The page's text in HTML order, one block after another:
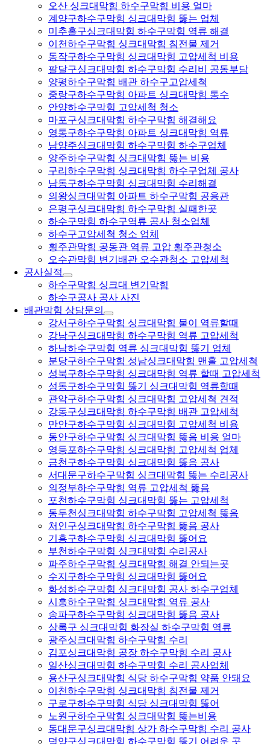
오산 싱크대막힘 하수구막힘 비용 얼마
계양구하수구막힘 싱크대막힘 뚫는 업체
미추홀구싱크대막힘 하수구막힘 역류 해결
이천하수구막힘 싱크대막힘 침전물 제거
동작구하수구막힘 싱크대막힘 고압세척 비용
팔달구싱크대막힘 하수구막힘 수리비 공동부담
양평하수구막힘 배관 하수구고압세척
중랑구하수구막힘 아파트 싱크대막힘 통수
안양하수구막힘 고압세척 청소
마포구싱크대막힘 하수구막힘 해결해요
영통구하수구막힘 아파트 싱크대막힘 역류
남양주싱크대막힘 하수구막힘 하수구업체
양주하수구막힘 싱크대막힘 뚫는 비용
구리하수구막힘 싱크대막힘 하수구업체 공사
남동구하수구막힘 싱크대막힘 수리해결
의왕싱크대막힘 아파트 하수구막힘 공용관
은평구싱크대막힘 하수구막힘 실패한곳
하수구막힘 하수구역류 공사 청소업체
하수구고압세척 청소 업체
횡주관막힘 공동관 역류 고압 횡주관청소
오수관막힘 변기배관 오수관청소 고압세척
공사실적
하수구막힘 싱크대 변기막힘
하수구공사 공사 사진
배관막힘 상담문의
강서구하수구막힘 싱크대막힘 물이 역류할때
강남구싱크대막힘 하수구막힘 역류 고압세척
하남하수구막힘 역류 싱크대막힘 뚫기 업체
분당구하수구막힘 성남싱크대막힘 맨홀 고압세척
성북구하수구막힘 싱크대막힘 역류 할때 고압세척
성동구하수구막힘 뚫기 싱크대막힘 역류할때
관악구하수구막힘 싱크대막힘 고압세척 견적
강동구싱크대막힘 하수구막힘 배관 고압세척
만안구하수구막힘 싱크대막힘 고압세척 비용
동안구하수구막힘 싱크대막힘 뚫음 비용 얼마
영등포하수구막힘 싱크대막힘 고압세척 업체
금천구하수구막힘 싱크대막힘 뚫음 공사
서대문구하수구막힘 싱크대막힘 뚫는 수리공사
의정부하수구막힘 역류 고압세척 뚫음
포천하수구막힘 싱크대막힘 뚫는 고압세척
동두천싱크대막힘 하수구막힘 고압세척 뚫음
처인구싱크대막힘 하수구막힘 뚫음 공사
기흥구하수구막힘 싱크대막힘 뚫어요
부천하수구막힘 싱크대막힘 수리공사
파주하수구막힘 싱크대막힘 해결 안되는곳
수지구하수구막힘 싱크대막힘 뚫어요
화성하수구막힘 싱크대막힘 공사 하수구업체
시흥하수구막힘 싱크대막힘 역류 공사
송파구하수구막힘 싱크대막힘 뚫음 공사
상록구 싱크대막힘 화장실 하수구막힘 역류
광주싱크대막힘 하수구막힘 수리
김포싱크대막힘 공장 하수구막힘 수리 공사
일산싱크대막힘 하수구막힘 수리 공사업체
용산구싱크대막힘 식당 하수구막힘 약품 안돼요
이천하수구막힘 싱크대막힘 침전물 제거
구로구하수구막힘 식당 싱크대막힘 뚫어
노원구하수구막힘 싱크대막힘 뚫는비용
동대문구싱크대막힘 상가 하수구막힘 수리 공사
덕양구싱크대막힘 하수구막힘 뚫기 어려운 곳